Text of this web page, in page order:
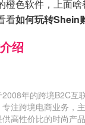
橙色软件，上面
看如何玩转Shein
绍
年的跨境B2C互
注跨境电商业务，
高性价比的时尚产品